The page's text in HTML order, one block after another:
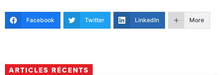
Facebook Twitter LinkedIn More
ARTICLES RÉCENTS